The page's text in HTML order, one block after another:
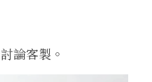
論客製。